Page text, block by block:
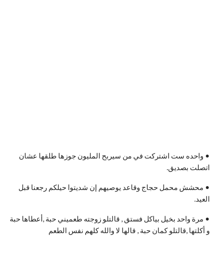
• واحده ست اشتركت في من سيربح المليون جوزها طلقها عشان
اتصلت بصديق.
• محشش محمل حجاج وقاعد يوصيهم إن شديتوا حيلكم رجعنا قبل
العيد.
• مرة واحد بخيل بياكل فستق , قالتلو زوجته طعميني حبة ,أعطاها حبة
و أكلتها ,قالتلو كمان حبة , قالها لا والله كلهم نفس الطعم